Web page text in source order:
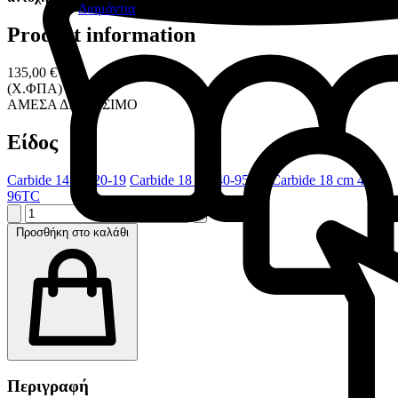
Διαμάντια
Product information
135,00 €
(Χ.ΦΠΑ)
ΑΜΕΣΑ ΔΙΑΘΕΣΙΜΟ
Είδος
Carbide 14 cm 20-19 Carbide 18 cm 40-95TC
Carbide 18 cm 40-
96TC
Προσθήκη στο καλάθι
Περιγραφή